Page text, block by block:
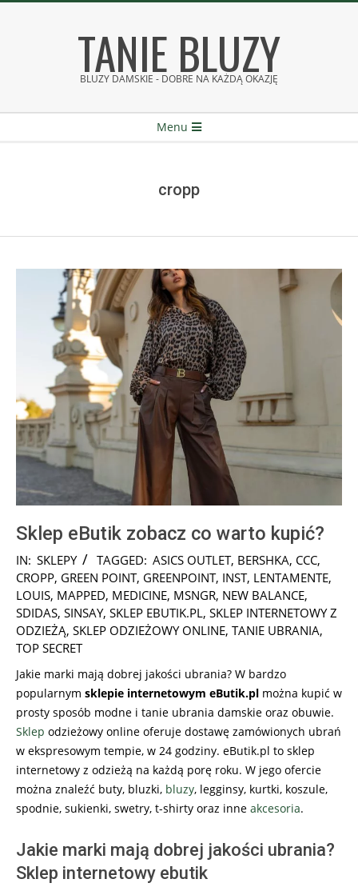
TANIE BLUZY
BLUZY DAMSKIE - DOBRE NA KAŻDĄ OKAZJĘ
Menu
cropp
Sklep eButik zobacz co warto kupić?
2025-
12-
07
IN: SKLEPY TAGGED: ASICS OUTLET, BERSHKA, CCC,
CROPP, GREEN POINT, GREENPOINT, INST, LENTAMENTE,
LOUIS, MAPPED, MEDICINE, MSNGR, NEW BALANCE,
SDIDAS, SINSAY, SKLEP EBUTIK.PL, SKLEP INTERNETOWY Z
ODZIEŻĄ, SKLEP ODZIEŻOWY ONLINE, TANIE UBRANIA,
TOP SECRET
Jakie marki mają dobrej jakości ubrania? W bardzo
popularnym sklepie internetowym eButik.pl można kupić w
prosty sposób modne i tanie ubrania damskie oraz obuwie.
Sklep odzieżowy online oferuje dostawę zamówionych ubrań
w ekspresowym tempie, w 24 godziny. eButik.pl to sklep
internetowy z odzieżą na każdą porę roku. W jego ofercie
można znaleźć buty, bluzki, bluzy, legginsy, kurtki, koszule,
spodnie, sukienki, swetry, t-shirty oraz inne akcesoria.
Jakie marki mają dobrej jakości ubrania?
Sklep internetowy ebutik